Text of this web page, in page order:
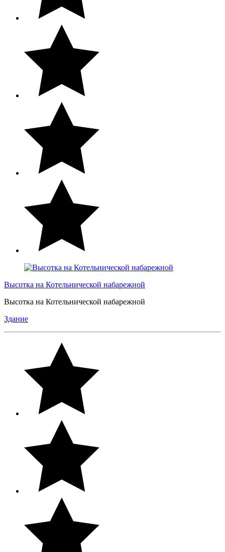
Высотка на Котельнической набарежной
Высотка на Котельнической набарежной
Здание